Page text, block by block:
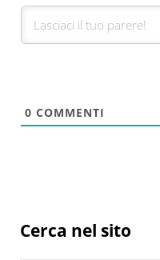
0 COMMENTI
Sidebar
Cerca nel sito